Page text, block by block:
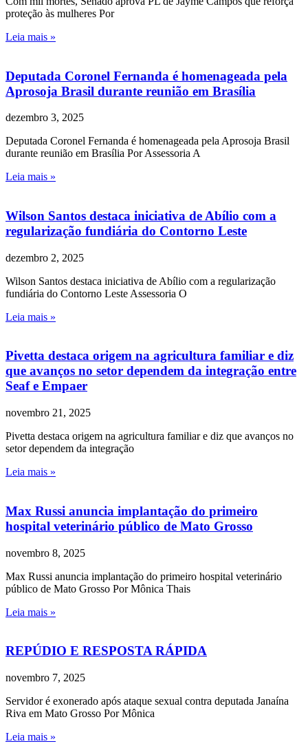
proteção às mulheres Por
Leia mais »
Deputada Coronel Fernanda é homenageada pela
Aprosoja Brasil durante reunião em Brasília
dezembro 3, 2025
Deputada Coronel Fernanda é homenageada pela Aprosoja Brasil
durante reunião em Brasília Por Assessoria A
Leia mais »
Wilson Santos destaca iniciativa de Abílio com a
regularização fundiária do Contorno Leste
dezembro 2, 2025
Wilson Santos destaca iniciativa de Abílio com a regularização
fundiária do Contorno Leste Assessoria O
Leia mais »
Pivetta destaca origem na agricultura familiar e diz
que avanços no setor dependem da integração entre
Seaf e Empaer
novembro 21, 2025
Pivetta destaca origem na agricultura familiar e diz que avanços no
setor dependem da integração
Leia mais »
Max Russi anuncia implantação do primeiro
hospital veterinário público de Mato Grosso
novembro 8, 2025
Max Russi anuncia implantação do primeiro hospital veterinário
público de Mato Grosso Por Mônica Thais
Leia mais »
REPÚDIO E RESPOSTA RÁPIDA
novembro 7, 2025
Servidor é exonerado após ataque sexual contra deputada Janaína
Riva em Mato Grosso Por Mônica
Leia mais »